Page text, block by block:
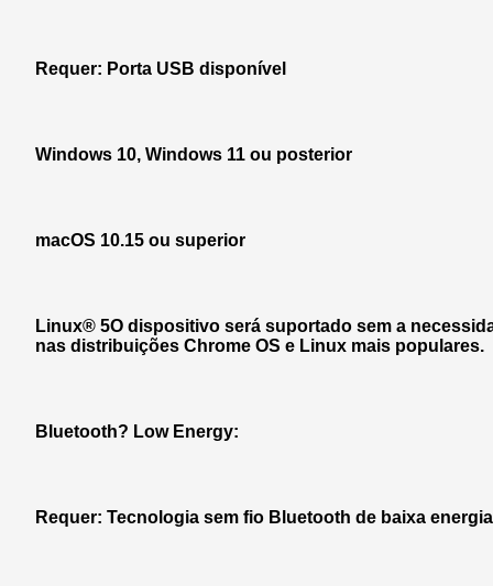
Requer: Porta USB disponível
Windows 10, Windows 11 ou posterior
macOS 10.15 ou superior
Linux® 5O dispositivo será suportado sem a
nas distribuições Chrome OS e Linux mais populares.
Bluetooth? Low Energy:
Requer: Tecnologia sem fio Bluetooth de baixa energia